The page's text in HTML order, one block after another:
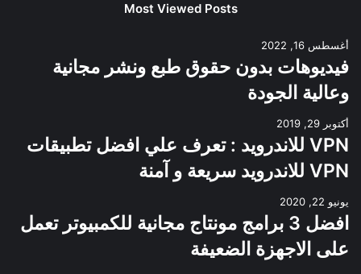
Most Viewed Posts
أغسطس 16, 2022
فيديوهات بدون حقوق طبع ونشر مجانية
وعالية الجودة
أكتوبر 29, 2019
VPN للاندرويد : تعرف علي افضل تطبيقات
VPN للاندرويد سريعة و آمنة
يونيو 22, 2020
افضل 3 برامج مونتاج مجانية للكمبيوتر تعمل
على الاجهزة الضعيفة